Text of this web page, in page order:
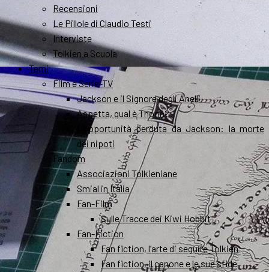
Recensioni
Le Pillole di Claudio Testi
Interviste
Tolkien a Scuola
Temi
Film e Serie-TV
Jackson e il Signore degli Anelli
Aspetta, qual è Thorin?
L’opportunità perduta da Jackson: la morte
dei nipoti
Fandom
Associazioni Tolkieniane
Smial in Italia
Fan-Film
Sulle Tracce dei Kiwi Hobbit
Fan-Fiction
Fan fiction, l’arte di seguire Tolkien
Fan fiction, il canone e le sue sfide